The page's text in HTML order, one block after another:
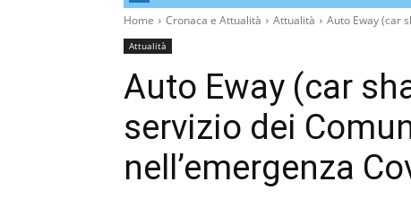
Home Cronaca e Attualità Attualità Auto Eway (car
Attualità
Auto Eway (car
servizio dei
nell’emergenza